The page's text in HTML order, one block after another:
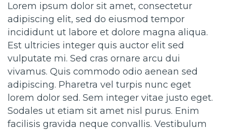
Lorem ipsum dolor sit amet, consectetur
adipiscing elit, sed do eiusmod tempor
incididunt ut labore et dolore magna aliqua.
Est ultricies integer quis auctor elit sed
vulputate mi. Sed cras ornare arcu dui
vivamus. Quis commodo odio aenean sed
adipiscing. Pharetra vel turpis nunc eget
lorem dolor sed. Sem integer vitae justo eget.
Sodales ut etiam sit amet nisl purus. Enim
facilisis gravida neque convallis. Vestibulum